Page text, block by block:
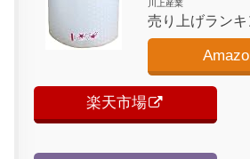
川上産業
売り上げラン
楽天市場